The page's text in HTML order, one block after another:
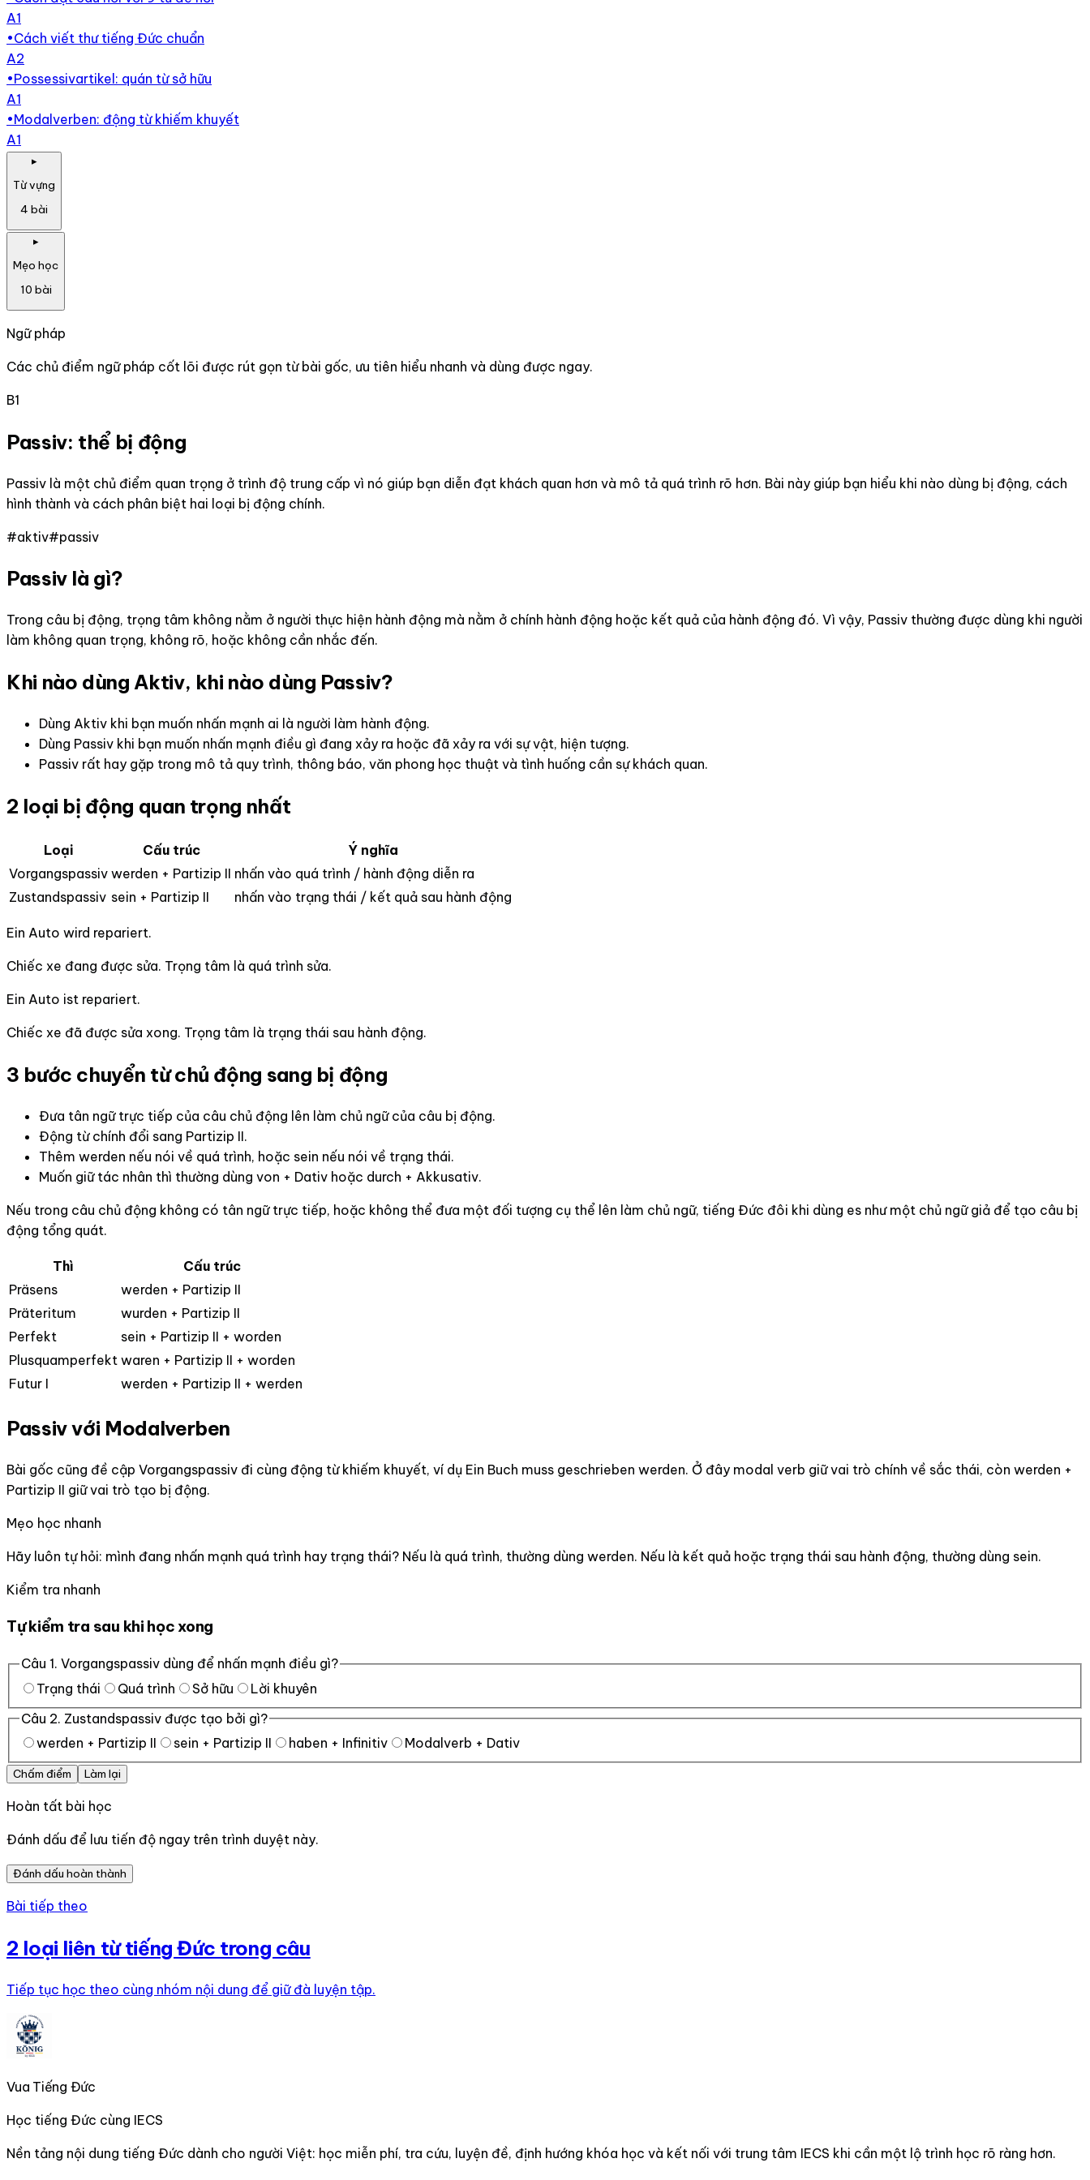
A1
•Cách viết thư tiếng Đức chuẩn
A2
•Possessivartikel: quán từ sở hữu
A1
•Modalverben: động từ khiếm khuyết
A1
▸
Từ vựng
4 bài
▸
Mẹo học
10 bài
Ngữ pháp
Các chủ điểm ngữ pháp cốt lõi được rút gọn từ bài gốc, ưu tiên hiểu nhanh và dùng được ngay.
B1
Passiv: thể bị động
Passiv là một chủ điểm quan trọng ở trình độ trung cấp vì nó giúp bạn diễn đạt khách quan hơn và mô tả quá trình rõ hơn. Bài này giúp bạn hiểu khi nào dùng bị động, cách
hình thành và cách phân biệt hai loại bị động chính.
#aktiv#passiv
Passiv là gì?
Trong câu bị động, trọng tâm không nằm ở người thực hiện hành động mà nằm ở chính hành động hoặc kết quả của hành động đó. Vì vậy, Passiv thường được dùng khi người
làm không quan trọng, không rõ, hoặc không cần nhắc đến.
Khi nào dùng Aktiv, khi nào dùng Passiv?
Dùng Aktiv khi bạn muốn nhấn mạnh ai là người làm hành động.
Dùng Passiv khi bạn muốn nhấn mạnh điều gì đang xảy ra hoặc đã xảy ra với sự vật, hiện tượng.
Passiv rất hay gặp trong mô tả quy trình, thông báo, văn phong học thuật và tình huống cần sự khách quan.
2 loại bị động quan trọng nhất
Loại Cấu trúc
Ý nghĩa
Vorgangspassiv werden + Partizip II nhấn vào quá trình / hành động diễn ra
Zustandspassiv sein + Partizip II nhấn vào trạng thái / kết quả sau hành động
Ein Auto wird repariert.
Chiếc xe đang được sửa. Trọng tâm là quá trình sửa.
Ein Auto ist repariert.
Chiếc xe đã được sửa xong. Trọng tâm là trạng thái sau hành động.
3 bước chuyển từ chủ động sang bị động
Đưa tân ngữ trực tiếp của câu chủ động lên làm chủ ngữ của câu bị động.
Động từ chính đổi sang Partizip II.
Thêm werden nếu nói về quá trình, hoặc sein nếu nói về trạng thái.
Muốn giữ tác nhân thì thường dùng von + Dativ hoặc durch + Akkusativ.
Nếu trong câu chủ động không có tân ngữ trực tiếp, hoặc không thể đưa một đối tượng cụ thể lên làm chủ ngữ, tiếng Đức đôi khi dùng es như một chủ ngữ giả để tạo câu bị
động tổng quát.
Thì
Cấu trúc
Präsens
werden + Partizip II
Präteritum
wurden + Partizip II
Perfekt
sein + Partizip II + worden
Plusquamperfekt waren + Partizip II + worden
Futur I
werden + Partizip II + werden
Passiv với Modalverben
Bài gốc cũng đề cập Vorgangspassiv đi cùng động từ khiếm khuyết, ví dụ Ein Buch muss geschrieben werden. Ở đây modal verb giữ vai trò chính về sắc thái, còn werden +
Partizip II giữ vai trò tạo bị động.
Mẹo học nhanh
Hãy luôn tự hỏi: mình đang nhấn mạnh quá trình hay trạng thái? Nếu là quá trình, thường dùng werden. Nếu là kết quả hoặc trạng thái sau hành động, thường dùng sein.
Kiểm tra nhanh
Tự kiểm tra sau khi học xong
Câu 1. Vorgangspassiv dùng để nhấn mạnh điều gì?
Trạng thái
Quá trình Sở hữu
Lời khuyên
Câu 2. Zustandspassiv được tạo bởi gì?
werden + Partizip II
sein + Partizip II haben + Infinitiv Modalverb + Dativ
Chấm điểm Làm lại
Hoàn tất bài học
Đánh dấu để lưu tiến độ ngay trên trình duyệt này.
Đánh dấu hoàn thành
Bài tiếp theo
2 loại liên từ tiếng Đức trong câu
Tiếp tục học theo cùng nhóm nội dung để giữ đà luyện tập.
Vua Tiếng Đức
Học tiếng Đức cùng IECS
Nền tảng nội dung tiếng Đức dành cho người Việt: học miễn phí, tra cứu, luyện đề, định hướng khóa học và kết nối với trung tâm IECS khi cần một lộ trình học rõ ràng hơn.